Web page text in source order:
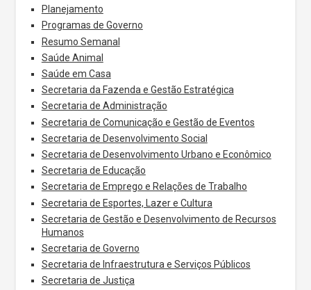
Planejamento
Programas de Governo
Resumo Semanal
Saúde Animal
Saúde em Casa
Secretaria da Fazenda e Gestão Estratégica
Secretaria de Administração
Secretaria de Comunicação e Gestão de Eventos
Secretaria de Desenvolvimento Social
Secretaria de Desenvolvimento Urbano e Econômico
Secretaria de Educação
Secretaria de Emprego e Relações de Trabalho
Secretaria de Esportes, Lazer e Cultura
Secretaria de Gestão e Desenvolvimento de Recursos
Humanos
Secretaria de Governo
Secretaria de Infraestrutura e Serviços Públicos
Secretaria de Justiça